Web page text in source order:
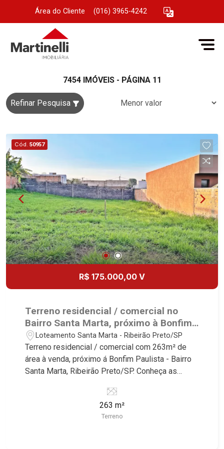
Área do Cliente (016) 3965-4242
7454 IMÓVEIS - PÁGINA 11
Refinar Pesquisa
Cód. 50957
R$ 175.000,00 V
Terreno residencial / comercial no
Bairro Santa Marta, próximo à Bonfim
Paulista - Ribeirão Preto/SP.
Loteamento Santa Marta - Ribeirão Preto/SP
Terreno residencial / comercial com 263m² de
área à venda, próximo á Bonfim Paulista - Bairro
Santa Marta, Ribeirão Preto/SP. Conheça as
Imobiliária selecionou para você: - 263m² de área
terreno - Declive - Excelente localização
Martinelli Imobiliária - excelência absoluta no
263 m²
Terreno